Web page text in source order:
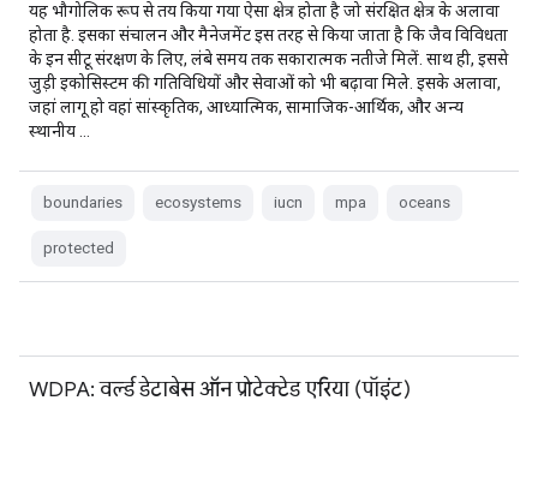
यह भौगोलिक रूप से तय किया गया ऐसा क्षेत्र होता है जो संरक्षित क्षेत्र के अलावा
होता है. इसका संचालन और मैनेजमेंट इस तरह से किया जाता है कि जैव विविधता
के इन सीटू संरक्षण के लिए, लंबे समय तक सकारात्मक नतीजे मिलें. साथ ही, इससे
जुड़ी इकोसिस्टम की गतिविधियों और सेवाओं को भी बढ़ावा मिले. इसके अलावा,
जहां लागू हो वहां सांस्कृतिक, आध्यात्मिक, सामाजिक-आर्थिक, और अन्य
स्थानीय …
boundaries ecosystems iucn mpa oceans
protected
WDPA: वर्ल्ड डेटाबेस ऑन प्रोटेक्टेड एरिया (पॉइंट)